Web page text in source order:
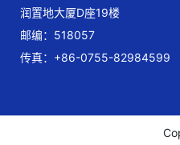
润置地大厦D座19楼
邮编：518057
传真：+86-0755-82984599